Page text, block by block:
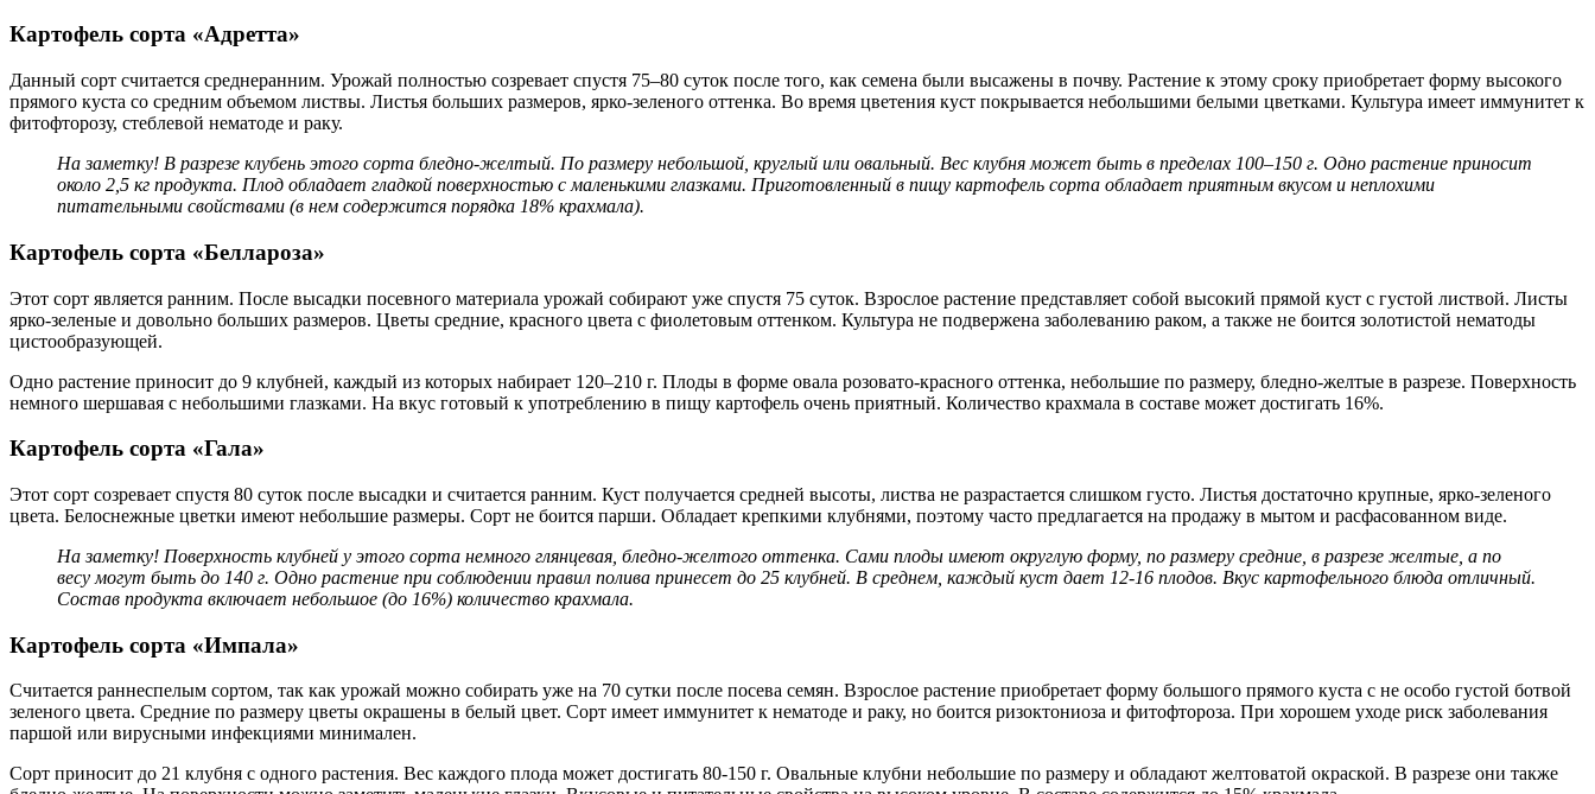
Картофель сорта «Адретта»
Данный сорт считается среднеранним. Урожай полностью созревает спустя 75–80 суток после того, как семена были высажены в почву. Растение к этому сроку приобретает форму высокого
прямого куста со средним объемом листвы. Листья больших размеров, ярко-зеленого оттенка. Во время цветения куст покрывается небольшими белыми цветками. Культура имеет иммунитет к
фитофторозу, стеблевой нематоде и раку.
На заметку! В разрезе клубень этого сорта бледно-желтый. По размеру небольшой, круглый или овальный. Вес клубня может быть в пределах 100–150 г. Одно растение приносит
около 2,5 кг продукта. Плод обладает гладкой поверхностью с маленькими глазками. Приготовленный в пищу картофель сорта обладает приятным вкусом и неплохими
питательными свойствами (в нем содержится порядка 18% крахмала).
Картофель сорта «Беллароза»
Этот сорт является ранним. После высадки посевного материала урожай собирают уже спустя 75 суток. Взрослое растение представляет собой высокий прямой куст с густой листвой. Листы
ярко-зеленые и довольно больших размеров. Цветы средние, красного цвета с фиолетовым оттенком. Культура не подвержена заболеванию раком, а также не боится золотистой нематоды
цистообразующей.
Одно растение приносит до 9 клубней, каждый из которых набирает 120–210 г. Плоды в форме овала розовато-красного оттенка, небольшие по размеру, бледно-желтые в разрезе. Поверхность
немного шершавая с небольшими глазками. На вкус готовый к употреблению в пищу картофель очень приятный. Количество крахмала в составе может достигать 16%.
Картофель сорта «Гала»
Этот сорт созревает спустя 80 суток после высадки и считается ранним. Куст получается средней высоты, листва не разрастается слишком густо. Листья достаточно крупные, ярко-зеленого
цвета. Белоснежные цветки имеют небольшие размеры. Сорт не боится парши. Обладает крепкими клубнями, поэтому часто предлагается на продажу в мытом и расфасованном виде.
На заметку! Поверхность клубней у этого сорта немного глянцевая, бледно-желтого оттенка. Сами плоды имеют округлую форму, по размеру средние, в разрезе желтые, а по
весу могут быть до 140 г. Одно растение при соблюдении правил полива принесет до 25 клубней. В среднем, каждый куст дает 12-16 плодов. Вкус картофельного блюда отличный.
Состав продукта включает небольшое (до 16%) количество крахмала.
Картофель сорта «Импала»
Считается раннеспелым сортом, так как урожай можно собирать уже на 70 сутки после посева семян. Взрослое растение приобретает форму большого прямого куста с не особо густой ботвой
зеленого цвета. Средние по размеру цветы окрашены в белый цвет. Сорт имеет иммунитет к нематоде и раку, но боится ризоктониоза и фитофтороза. При хорошем уходе риск заболевания
паршой или вирусными инфекциями минимален.
Сорт приносит до 21 клубня с одного растения. Вес каждого плода может достигать 80-150 г. Овальные клубни небольшие по размеру и обладают желтоватой окраской. В разрезе они также